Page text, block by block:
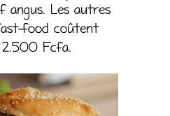
angus. Les autres
food coûtent
Fcfa.